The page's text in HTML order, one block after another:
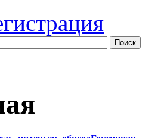
Поиск